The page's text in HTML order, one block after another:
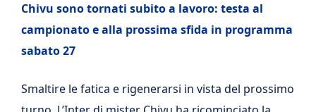
Chivu sono tornati subito a lavoro: testa al
campionato e alla prossima sfida in programma
sabato 27
Smaltire le fatica e rigenerarsi in vista del prossimo